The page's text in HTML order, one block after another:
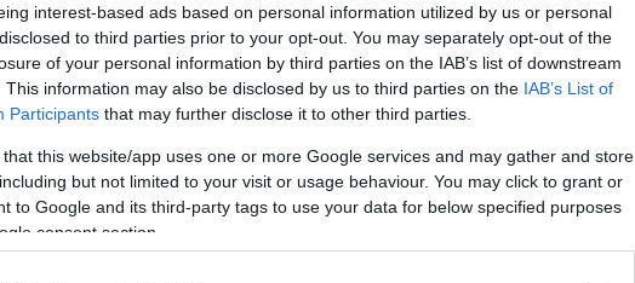
interest-based ads based on personal information utilized by us or personal
to third parties prior to your opt-out. You may separately opt-out of the
of your personal information by third parties on the IAB’s list of downstream
This information may also be disclosed by us to third parties on the IAB’s List of
Participants that may further disclose it to other third parties.
that this website/app uses one or more Google services and may gather and store
but not limited to your visit or usage behaviour. You may click to grant or
to Google and its third-party tags to use your data for below specified purposes
consent section.